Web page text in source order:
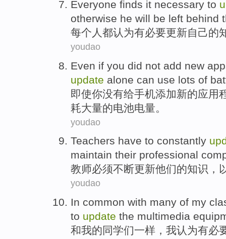
Everyone finds it necessary to
otherwise he will be left behind
每个人都认为有必要更新自己的
youdao
Even if you did not add new
update alone can use lots of
即使你没有给手机添加新的应用
耗大量的电池电量。
youdao
Teachers have to constantly
maintain their professional
教师必须不断更新他们的知识 ，
youdao
In common with many of my
to update the multimedia
和我的同学们一样 ， 我认为有必